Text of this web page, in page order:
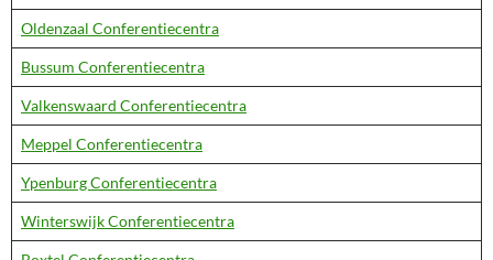
Oldenzaal Conferentiecentra
Bussum Conferentiecentra
Valkenswaard Conferentiecentra
Meppel Conferentiecentra
Ypenburg Conferentiecentra
Winterswijk Conferentiecentra